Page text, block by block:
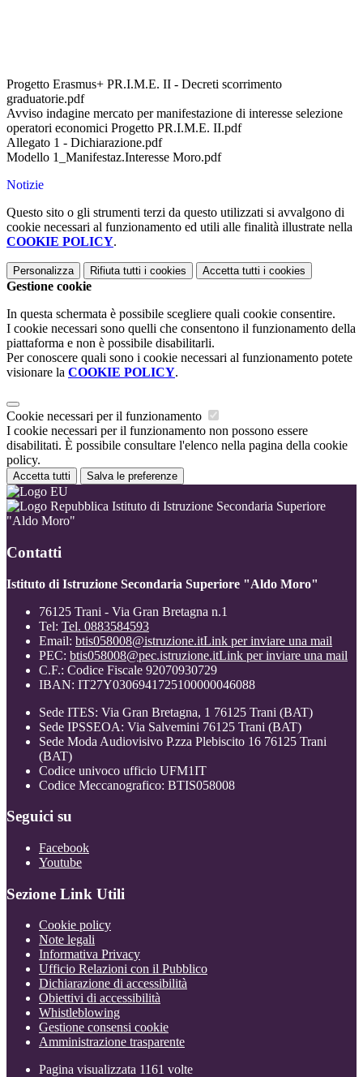
Progetto Erasmus+ PR.I.M.E. II - Decreti scorrimento
graduatorie.pdf
Avviso indagine mercato per manifestazione di interesse selezione
operatori economici Progetto PR.I.M.E. II.pdf
Allegato 1 - Dichiarazione.pdf
Modello 1_Manifestaz.Interesse Moro.pdf
Notizie
Questo sito o gli strumenti terzi da questo utilizzati si avvalgono di
cookie necessari al funzionamento ed utili alle finalità illustrate nella
COOKIE POLICY.
Personalizza Rifiuta tutti i cookies Accetta tutti i cookies
Gestione cookie
In questa schermata è possibile scegliere quali cookie consentire.
I cookie necessari sono quelli che consentono il funzionamento della
piattaforma e non è possibile disabilitarli.
Per conoscere quali sono i cookie necessari al funzionamento potete
visionare la COOKIE POLICY.
Cookie necessari per il funzionamento
I cookie necessari per il funzionamento non possono essere
disabilitati. È possibile consultare l'elenco nella pagina della cookie
policy.
Accetta tutti Salva le preferenze
Istituto di Istruzione Secondaria Superiore
"Aldo Moro"
Contatti
Istituto di Istruzione Secondaria Superiore "Aldo Moro"
76125 Trani - Via Gran Bretagna n.1
Tel: Tel. 0883584593
Email: btis058008@istruzione.itLink per inviare una mail
PEC: btis058008@pec.istruzione.itLink per inviare una mail
C.F.: Codice Fiscale 92070930729
IBAN: IT27Y0306941725100000046088
Sede ITES: Via Gran Bretagna, 1 76125 Trani (BAT)
Sede IPSSEOA: Via Salvemini 76125 Trani (BAT)
Sede Moda Audiovisivo P.zza Plebiscito 16 76125 Trani
(BAT)
Codice univoco ufficio UFM1IT
Codice Meccanografico: BTIS058008
Seguici su
Facebook
Youtube
Sezione Link Utili
Cookie policy
Note legali
Informativa Privacy
Ufficio Relazioni con il Pubblico
Dichiarazione di accessibilità
Obiettivi di accessibilità
Whistleblowing
Gestione consensi cookie
Amministrazione trasparente
Pagina visualizzata 1161 volte